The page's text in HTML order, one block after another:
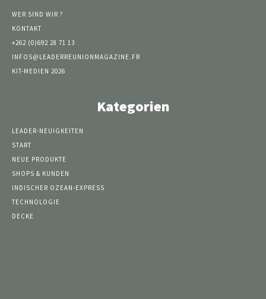
WER SIND WIR ?
KONTAKT
+262 (0)692 28 71 13
INFOS@LEADERREUNIONMAGAZINE.FR
KIT-MEDIEN 2026
Kategorien
LEADER-NEUIGKEITEN
START
NEUE PRODUKTE
SHOPS & KUNDEN
INDISCHER OZEAN-EXPRESS
TECHNOLOGIE
DECKE